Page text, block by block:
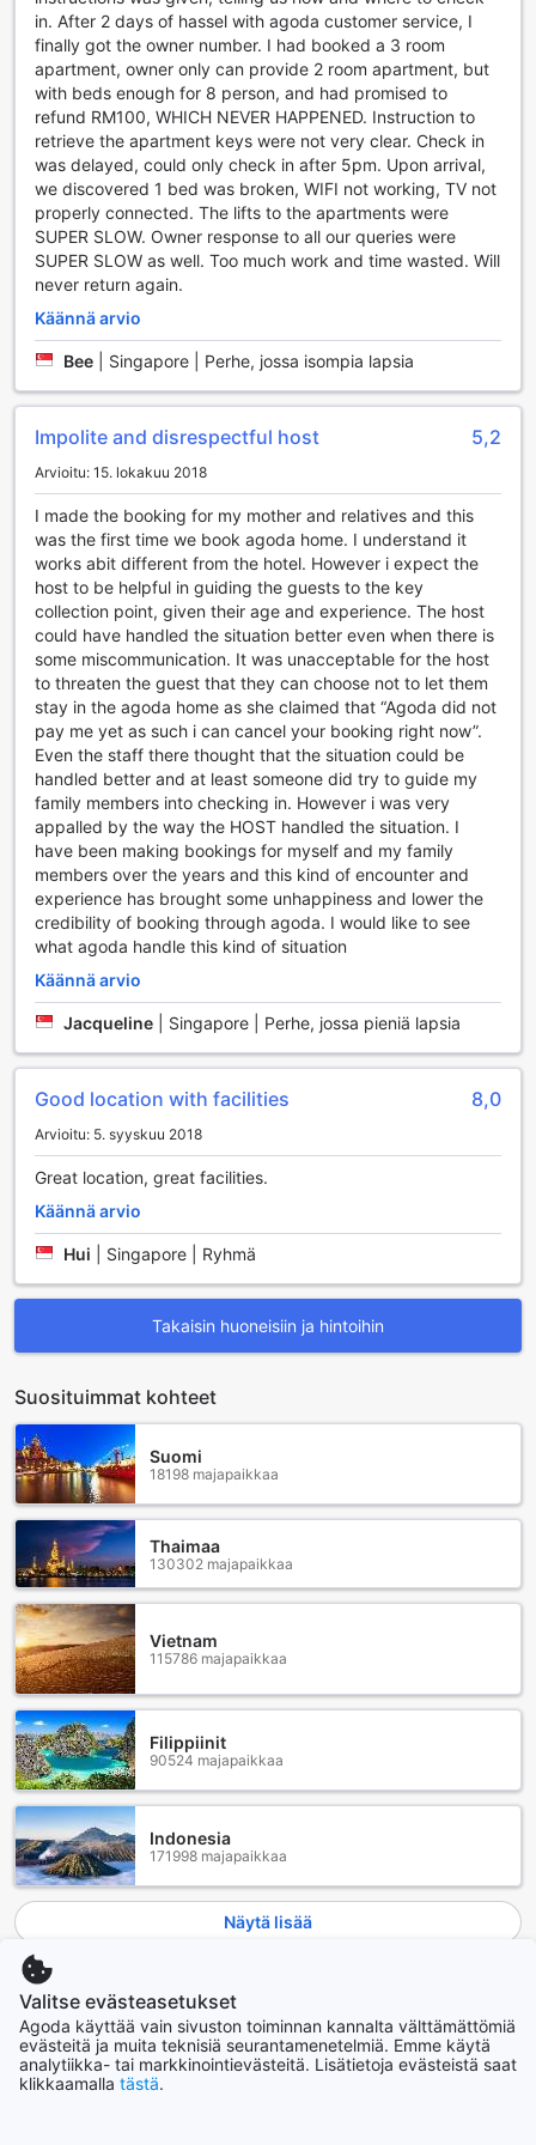
in. After 2 days of hassel with agoda customer service, I
finally got the owner number. I had booked a 3 room
apartment, owner only can provide 2 room apartment, but
with beds enough for 8 person, and had promised to
refund RM100, WHICH NEVER HAPPENED. Instruction to
retrieve the apartment keys were not very clear. Check in
was delayed, could only check in after 5pm. Upon arrival,
we discovered 1 bed was broken, WIFI not working, TV not
properly connected. The lifts to the apartments were
SUPER SLOW. Owner response to all our queries were
SUPER SLOW as well. Too much work and time wasted. Will
never return again.
Käännä arvio
Bee Singapore | Perhe, jossa isompia lapsia
Impolite and disrespectful host 5,2
Arvioitu: 15. lokakuu 2018
I made the booking for my mother and relatives and this
was the first time we book agoda home. I understand it
works abit different from the hotel. However i expect the
host to be helpful in guiding the guests to the key
collection point, given their age and experience. The host
could have handled the situation better even when there is
some miscommunication. It was unacceptable for the host
to threaten the guest that they can choose not to let them
stay in the agoda home as she claimed that “Agoda did not
pay me yet as such i can cancel your booking right now”.
Even the staff there thought that the situation could be
handled better and at least someone did try to guide my
family members into checking in. However i was very
appalled by the way the HOST handled the situation. I
have been making bookings for myself and my family
members over the years and this kind of encounter and
experience has brought some unhappiness and lower the
credibility of booking through agoda. I would like to see
what agoda handle this kind of situation
Käännä arvio
Jacqueline Singapore | Perhe, jossa pieniä lapsia
Good location with facilities 8,0
Arvioitu: 5. syyskuu 2018
Great location, great facilities.
Käännä arvio
Hui Singapore | Ryhmä
Takaisin huoneisiin ja hintoihin
Suosituimmat kohteet
Suomi
18198 majapaikkaa
Thaimaa
130302 majapaikkaa
Vietnam
115786 majapaikkaa
Filippiinit
90524 majapaikkaa
Indonesia
171998 majapaikkaa
Näytä lisää
Nousevat kaupungit
Cebu
Valitse evästeasetukset
Agoda käyttää vain sivuston toiminnan kannalta välttämättömiä
evästeitä ja muita teknisiä seurantamenetelmiä. Emme käytä
analytiikka- tai markkinointievästeitä. Lisätietoja evästeistä saat
klikkaamalla tästä.